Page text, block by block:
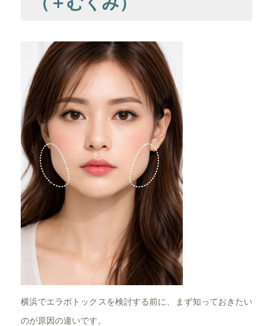
横浜でエラボトックスを検討する前に、まず知っておきたい
のが原因の違いです。